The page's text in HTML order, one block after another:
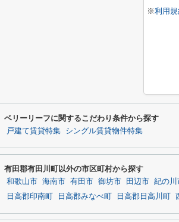
※利用規
ベリーリーフに関するこだわり条件から探す
戸建て賃貸特集 シングル賃貸物件特集
有田郡有田川町以外の市区町村から探す
和歌山市 海南市 有田市 御坊市 田辺市 紀の川
日高郡印南町
日高郡みなべ町 日高郡日高川町